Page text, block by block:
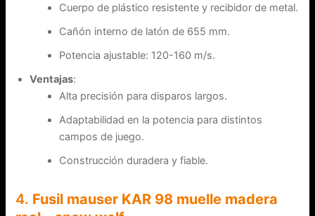
Cuerpo de plástico resistente y recibidor de metal.
Cañón interno de latón de 655 mm.
Potencia ajustable: 120-160 m/s.
Ventajas:
Alta precisión para disparos largos.
Adaptabilidad en la potencia para distintos
campos de juego.
Construcción duradera y fiable.
4. Fusil mauser KAR 98 muelle madera